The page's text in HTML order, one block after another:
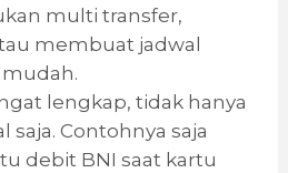
multi transfer,
membuat jadwal
lengkap, tidak hanya
saja. Contohnya saja
debit BNI saat kartu